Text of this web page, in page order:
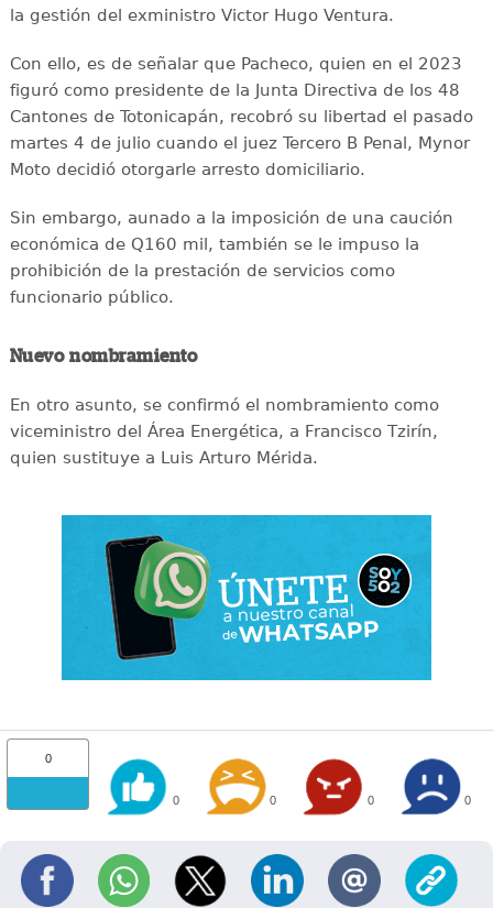
la gestión del exministro Victor Hugo Ventura.
Con ello, es de señalar que Pacheco, quien en el 2023
figuró como presidente de la Junta Directiva de los 48
Cantones de Totonicapán, recobró su libertad el pasado
martes 4 de julio cuando el juez Tercero B Penal, Mynor
Moto decidió otorgarle arresto domiciliario.
Sin embargo, aunado a la imposición de una caución
económica de Q160 mil, también se le impuso la
prohibición de la prestación de servicios como
funcionario público.
Nuevo nombramiento
En otro asunto, se confirmó el nombramiento como
viceministro del Área Energética, a Francisco Tzirín,
quien sustituye a Luis Arturo Mérida.
0
0 0 0 0